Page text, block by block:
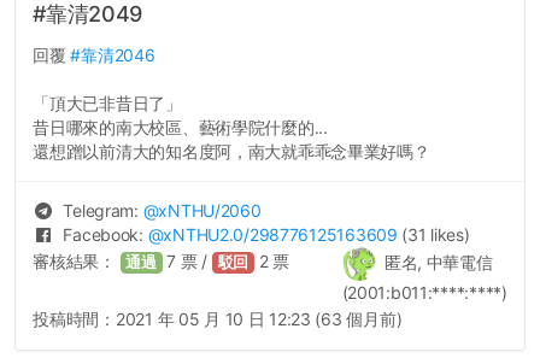
#靠清2049
回覆#靠清2046
「頂大已非昔日了」
昔日哪來的南大校區、藝術學院什麼的...
還想蹭以前清大的知名度阿，南大就乖乖念畢業好嗎？
Telegram: @xNTHU/2060
Facebook: @xNTHU2.0/298776125163609 (31 likes)
匿名, 中華電信
(2001:b011:****:****)
審核結果： 通過 7 票 / 駁回 2票
投稿時間： 2021 年 05 月 10 日 12:23 (63 個月前)